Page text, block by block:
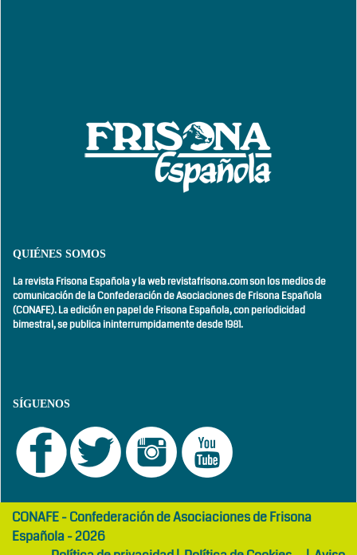
QUIÉNES SOMOS
La revista Frisona Española y la web revistafrisona.com son los medios de
comunicación de la Confederación de Asociaciones de Frisona Española
(CONAFE). La edición en papel de Frisona Española, conperiodicidad
bimestral,se publica ininterrumpidamente desde 1981.
SÍGUENOS
girls
abaya
maltepe
otelCONAFE - Confederación de Asociaciones de Frisona
Española - 2026